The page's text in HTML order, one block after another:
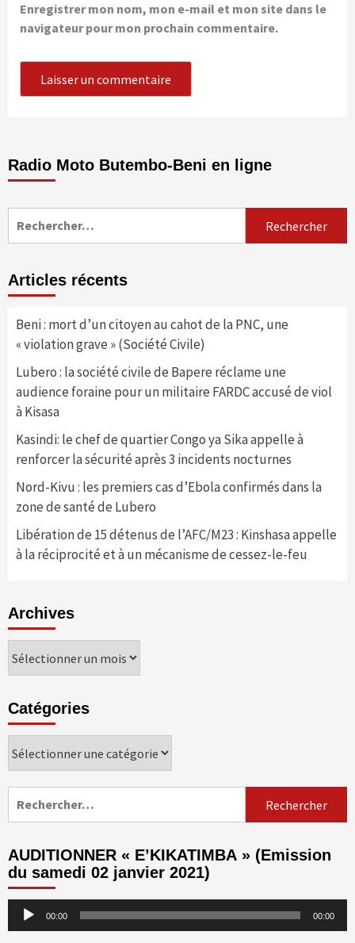
Enregistrer mon nom, mon e-mail et mon site dans le
navigateur pour mon prochain commentaire.
Radio Moto Butembo-Beni en ligne
Articles récents
Beni : mort d’un citoyen au cahot de la PNC, une
« violation grave » (Société Civile)
Lubero : la société civile de Bapere réclame une
audience foraine pour un militaire FARDC accusé de viol
à Kisasa
Kasindi: le chef de quartier Congo ya Sika appelle à
renforcer la sécurité après 3 incidents nocturnes
Nord-Kivu : les premiers cas d’Ebola confirmés dans la
zone de santé de Lubero
Libération de 15 détenus de l’AFC/M23 : Kinshasa appelle
à la réciprocité et à un mécanisme de cessez-le-feu
Archives
Archives
Catégories
Catégories
AUDITIONNER « E’KIKATIMBA » (Emission
du samedi 02 janvier 2021)
Lecteur
audio
00:00 00:00